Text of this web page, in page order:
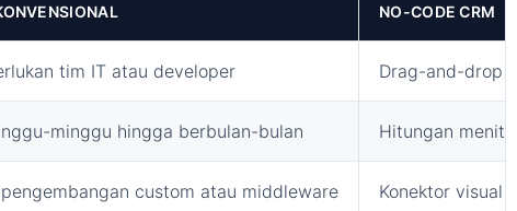
NO-CODE CRM
tim IT atau developer Drag-and-drop
minggu hingga berbulan-bulan Hitungan menit
custom atau middleware Konektor visual